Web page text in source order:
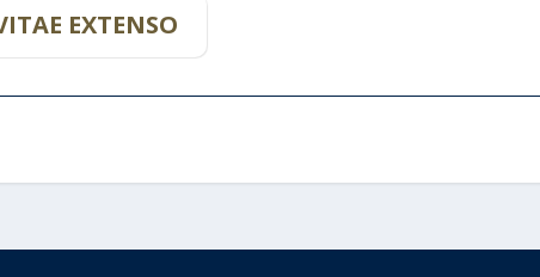
EXTENSO